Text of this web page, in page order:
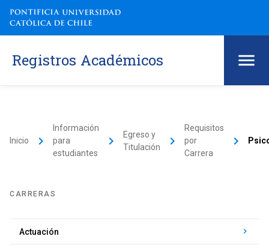
Registros Académicos
Inicio keyboard_arrow_right
Información
para
estudiantes
keyboard_arrow_right
Egreso y
Titulación
keyboard_arrow_right
Requisitos
por
Carrera
keyboard_arrow_right
CARRERAS
Actuación keyboard_arrow_right